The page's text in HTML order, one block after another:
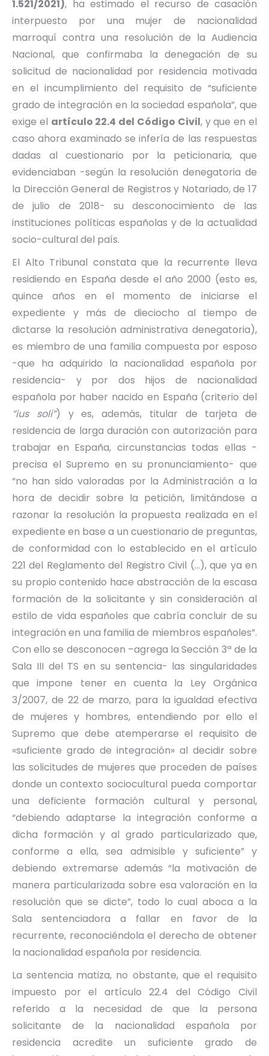
1.521/2021), ha estimado el recurso de casación
interpuesto por una mujer de nacionalidad
marroquí contra una resolución de la Audiencia
Nacional, que confirmaba la denegación de su
solicitud de nacionalidad por residencia motivada
en el incumplimiento del requisito de “suficiente
grado de integración en la sociedad española”, que
exige el artículo 22.4 del Código Civil, y que en el
caso ahora examinado se infería de las respuestas
dadas al cuestionario por la peticionaria, que
evidenciaban -según la resolución denegatoria de
la Dirección General de Registros y Notariado, de 17
de julio de 2018- su desconocimiento de las
instituciones políticas españolas y de la actualidad
socio-cultural del país.
El Alto Tribunal constata que la recurrente lleva
residiendo en España desde el año 2000 (esto es,
quince años en el momento de iniciarse el
expediente y más de dieciocho al tiempo de
dictarse la resolución administrativa denegatoria),
es miembro de una familia compuesta por esposo
-que ha adquirido la nacionalidad española por
residencia- y por dos hijos de nacionalidad
española por haber nacido en España (criterio del
“ius soli”) y es, además, titular de tarjeta de
residencia de larga duración con autorización para
trabajar en España, circunstancias todas ellas -
precisa el Supremo en su pronunciamiento- que
“no han sido valoradas por la Administración a la
hora de decidir sobre la petición, limitándose a
razonar la resolución la propuesta realizada en el
expediente en base a un cuestionario de preguntas,
de conformidad con lo establecido en el artículo
221 del Reglamento del Registro Civil (…), que ya en
su propio contenido hace abstracción de la escasa
formación de la solicitante y sin consideración al
estilo de vida españoles que cabría concluir de su
integración en una familia de miembros españoles”.
Con ello se desconocen –agrega la Sección 3ª de la
Sala III del TS en su sentencia- las singularidades
que impone tener en cuenta la Ley Orgánica
3/2007, de 22 de marzo, para la igualdad efectiva
de mujeres y hombres, entendiendo por ello el
Supremo que debe atemperarse el requisito de
«suficiente grado de integración» al decidir sobre
las solicitudes de mujeres que proceden de países
donde un contexto sociocultural pueda comportar
una deficiente formación cultural y personal,
“debiendo adaptarse la integración conforme a
dicha formación y al grado particularizado que,
conforme a ella, sea admisible y suficiente” y
debiendo extremarse además “la motivación de
manera particularizada sobre esa valoración en la
resolución que se dicte”, todo lo cual aboca a la
Sala sentenciadora a fallar en favor de la
recurrente, reconociéndola el derecho de obtener
la nacionalidad española por residencia.
La sentencia matiza, no obstante, que el requisito
impuesto por el artículo 22.4 del Código Civil
referido a la necesidad de que la persona
solicitante de la nacionalidad española por
residencia acredite un suficiente grado de